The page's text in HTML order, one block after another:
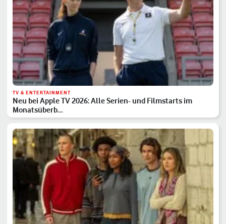
TV & ENTERTAINMENT
Neu bei Apple TV 2026: Alle Serien- und Filmstarts im
Monatsüberb…